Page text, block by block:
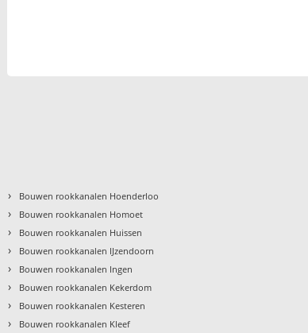
› Bouwen rookkanalen Hoenderloo
› Bouwen rookkanalen Homoet
› Bouwen rookkanalen Huissen
› Bouwen rookkanalen IJzendoorn
› Bouwen rookkanalen Ingen
› Bouwen rookkanalen Kekerdom
› Bouwen rookkanalen Kesteren
› Bouwen rookkanalen Kleef